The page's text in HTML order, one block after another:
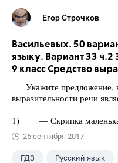
Егор Строчков
Васильевых. 50
языку. Вариант 33 ч.2
9 класс Средство
Укажите предложение,
выразительности речи
1) — Скрипка
25 сентября 2017
ГДЗ Русский язык